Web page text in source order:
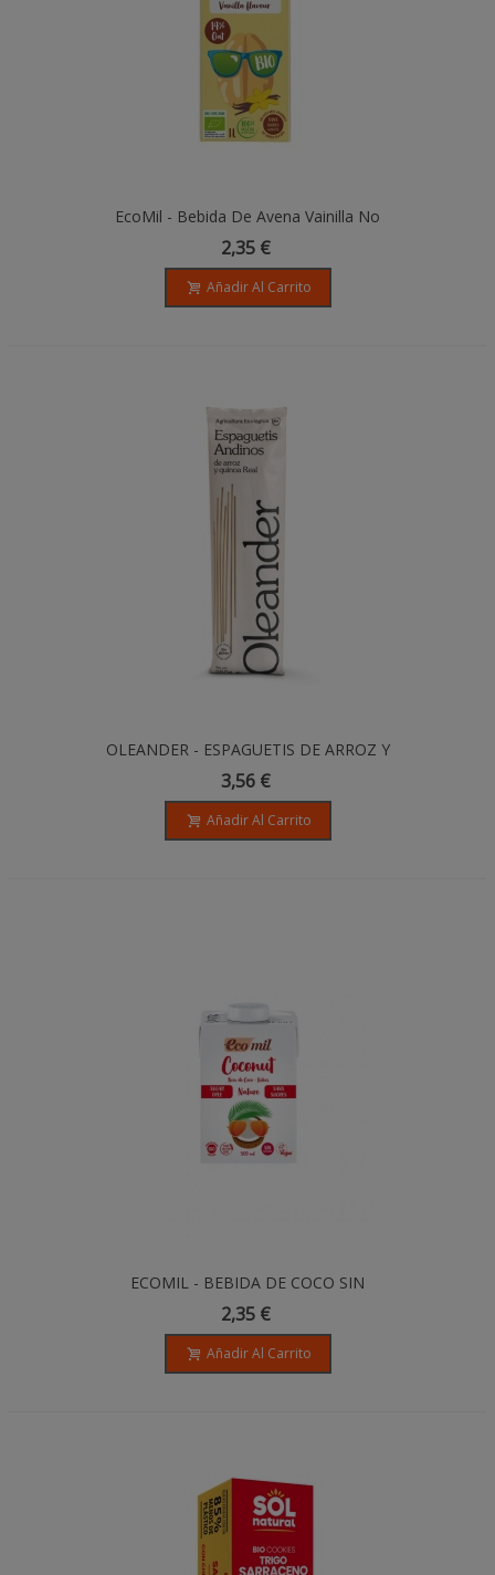
EcoMil - Bebida De Avena Vainilla No
Added Sugars Bio - 1L
2,35 €
Añadir Al Carrito
OLEANDER - ESPAGUETIS DE ARROZ Y
QUINOA - 250gr
3,56 €
Añadir Al Carrito
ECOMIL - BEBIDA DE COCO SIN
AZÚCARES BIO - 500ML
2,35 €
Añadir Al Carrito